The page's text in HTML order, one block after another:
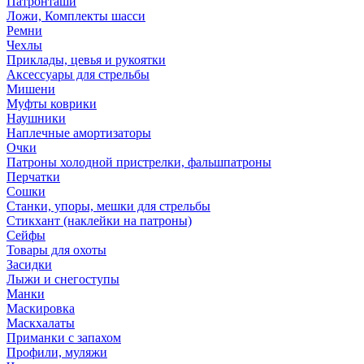
Ложи, Комплекты шасси
Ремни
Чехлы
Приклады, цевья и рукоятки
Аксессуары для стрельбы
Мишени
Муфты коврики
Наушники
Наплечные амортизаторы
Очки
Патроны холодной пристрелки, фальшпатроны
Перчатки
Сошки
Станки, упоры, мешки для стрельбы
Стикхант (наклейки на патроны)
Сейфы
Товары для охоты
Засидки
Лыжи и снегоступы
Манки
Маскировка
Маскхалаты
Приманки с запахом
Профили, муляжи